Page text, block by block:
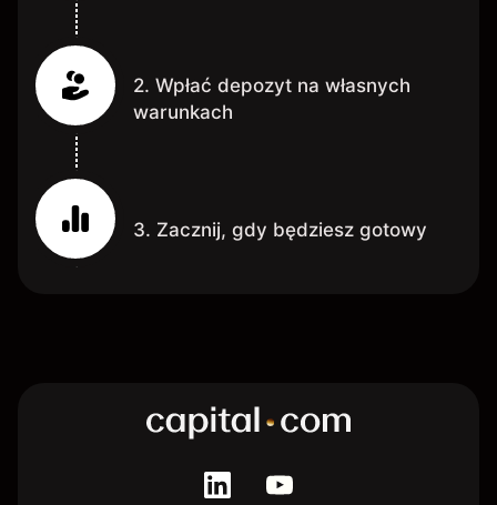
2. Wpłać depozyt na własnych
warunkach
3. Zacznij, gdy będziesz gotowy